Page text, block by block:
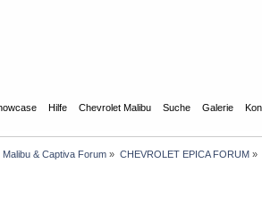
Hilfe Chevrolet Malibu Suche Galerie
& Captiva Forum » CHEVROLET EPICA FORUM»